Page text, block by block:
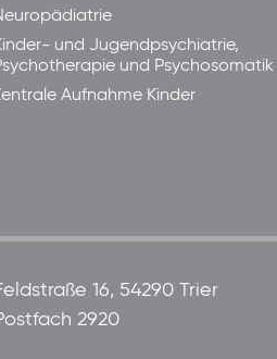
und Jugendpsychiatrie,
und Psychosomatik
Aufnahme Kinder
16, 54290 Trier
2920